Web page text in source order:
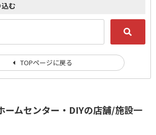
ームセンター・DIYの店舗/施設一
む
TOPページに戻る